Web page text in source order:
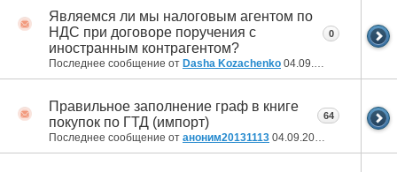
Являемся ли мы налоговым агентом по
НДС при договоре поручения с
иностранным контрагентом?
Последнее сообщение от Dasha Kozachenko 04.09.2013
0
Правильное заполнение граф в книге
покупок по ГТД (импорт)
Последнее сообщение от аноним20131113 04.09.2013
64